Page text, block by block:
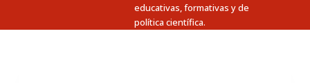
n
educativas, formativas y de
política científica.